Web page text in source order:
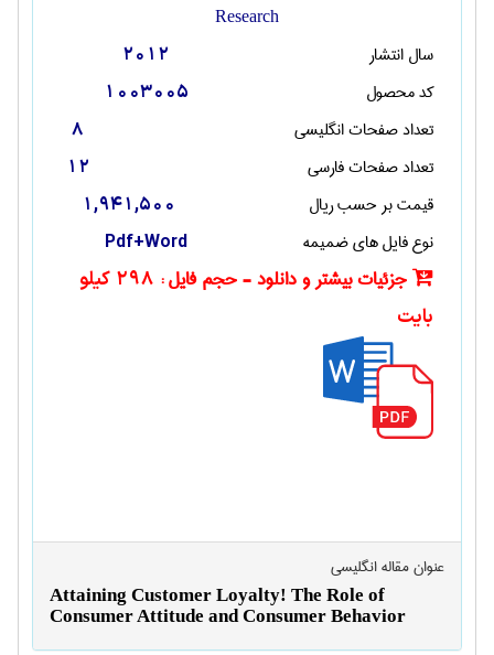
Research
سال انتشار 2012
کد محصول 1003005
تعداد صفحات انگليسی 8
تعداد صفحات فارسی 12
قیمت بر حسب ریال 1,941,500
نوع فایل های ضمیمه Pdf+Word
جزئیات بیشتر و دانلود - حجم فایل :
298 کیلو
بایت
عنوان مقاله انگليسی
Attaining Customer Loyalty! The Role of
Consumer Attitude and Consumer Behavior